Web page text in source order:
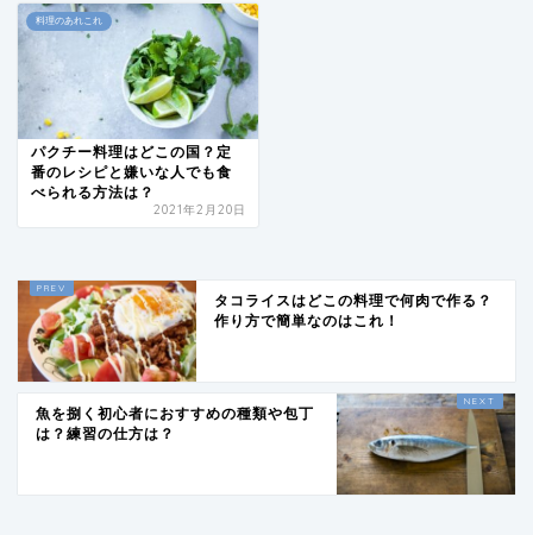
料理のあれこれ
パクチー料理はどこの国？定
番のレシピと嫌いな人でも食
べられる方法は？
2021年2月20日
タコライスはどこの料理で何肉で作る？
作り方で簡単なのはこれ！
魚を捌く初心者におすすめの種類や包丁
は？練習の仕方は？